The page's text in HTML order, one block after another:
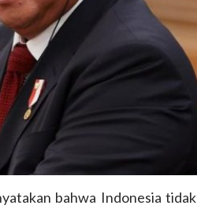
bahwa Indonesia tidak